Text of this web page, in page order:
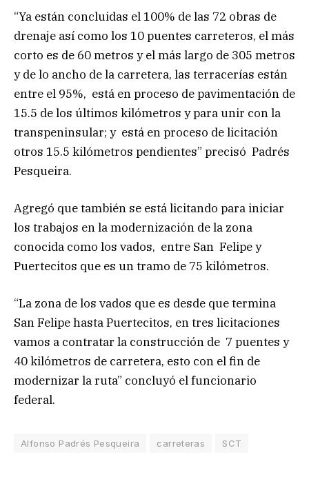
“Ya están concluidas el 100% de las 72 obras de
drenaje así como los 10 puentes carreteros, el más
corto es de 60 metros y el más largo de 305 metros
y de lo ancho de la carretera, las terracerías están
entre el 95%, está en proceso de pavimentación de
15.5 de los últimos kilómetros y para unir con la
transpeninsular; y está en proceso de licitación
otros 15.5 kilómetros pendientes” precisó Padrés
Pesqueira.
Agregó que también se está licitando para iniciar
los trabajos en la modernización de la zona
conocida como los vados, entre San Felipe y
Puertecitos que es un tramo de 75 kilómetros.
“La zona de los vados que es desde que termina
San Felipe hasta Puertecitos, en tres licitaciones
vamos a contratar la construcción de 7 puentes y
40 kilómetros de carretera, esto con el fin de
modernizar la ruta” concluyó el funcionario
federal.
Alfonso Padrés Pesqueira carreteras SCT